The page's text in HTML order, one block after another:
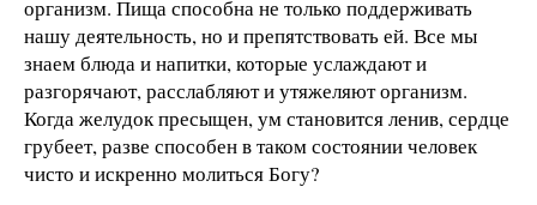
организм. Пища способна не только поддерживать
нашу деятельность, но и препятствовать ей. Все мы
знаем блюда и напитки, которые услаждают и
разгорячают, расслабляют и утяжеляют организм.
Когда желудок пресыщен, ум становится ленив, сердце
грубеет, разве способен в таком состоянии человек
чисто и искренно молиться Богу?